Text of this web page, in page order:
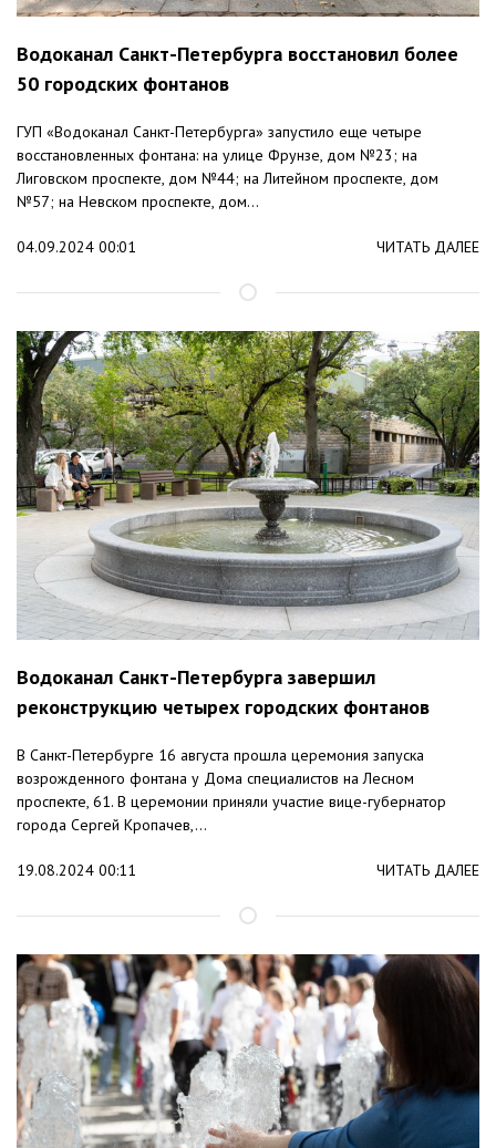
Водоканал Санкт-Петербурга восстановил более
50 городских фонтанов
ГУП «Водоканал Санкт-Петербурга» запустило еще четыре
восстановленных фонтана: на улице Фрунзе, дом №23; на
Лиговском проспекте, дом №44; на Литейном проспекте, дом
№57; на Невском проспекте, дом...
04.09.2024 00:01 ЧИТАТЬ ДАЛЕЕ
Водоканал Санкт-Петербурга завершил
реконструкцию четырех городских фонтанов
В Санкт-Петербурге 16 августа прошла церемония запуска
возрожденного фонтана у Дома специалистов на Лесном
проспекте, 61. В церемонии приняли участие вице-губернатор
города Сергей Кропачев,...
19.08.2024 00:11 ЧИТАТЬ ДАЛЕЕ